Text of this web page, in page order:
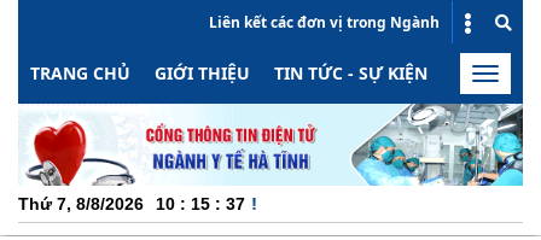
Liên kết các đơn vị trong Ngành
TRANG CHỦ GIỚI THIỆU TIN TỨC - SỰ KIỆN HOẠT
Toggle
Thứ 7, 8/8/2026 10 : 15 : 37